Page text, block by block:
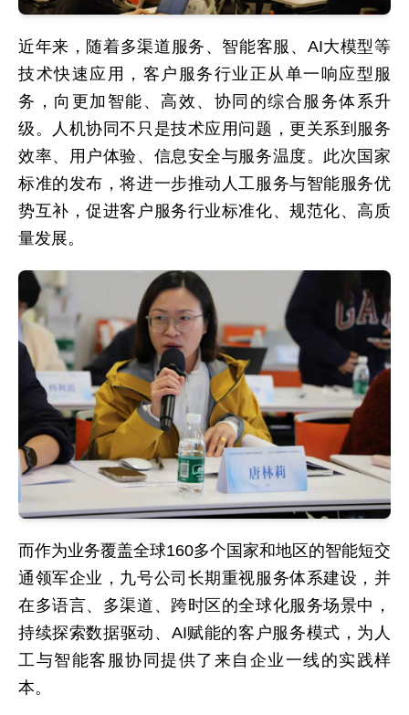
近年来，随着多渠道服务、智能客服、AI大模型等
技术快速应用，客户服务行业正从单一响应型服
务，向更加智能、高效、协同的综合服务体系升
级。人机协同不只是技术应用问题，更关系到服务
效率、用户体验、信息安全与服务温度。此次国家
标准的发布，将进一步推动人工服务与智能服务优
势互补，促进客户服务行业标准化、规范化、高质
量发展。
而作为业务覆盖全球160多个国家和地区的智能短交
通领军企业，九号公司长期重视服务体系建设，并
在多语言、多渠道、跨时区的全球化服务场景中，
持续探索数据驱动、AI赋能的客户服务模式，为人
工与智能客服协同提供了来自企业一线的实践样
本。